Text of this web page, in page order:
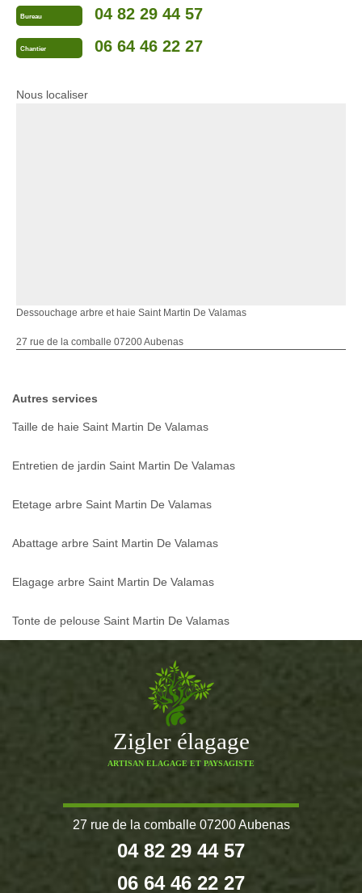
Bureau 04 82 29 44 57
Chantier 06 64 46 22 27
Nous localiser
Dessouchage arbre et haie Saint Martin De Valamas
27 rue de la comballe 07200 Aubenas
Autres services
Taille de haie Saint Martin De Valamas
Entretien de jardin Saint Martin De Valamas
Etetage arbre Saint Martin De Valamas
Abattage arbre Saint Martin De Valamas
Elagage arbre Saint Martin De Valamas
Tonte de pelouse Saint Martin De Valamas
Zigler élagage
ARTISAN ELAGAGE ET PAYSAGISTE
27 rue de la comballe 07200 Aubenas
04 82 29 44 57
06 64 46 22 27